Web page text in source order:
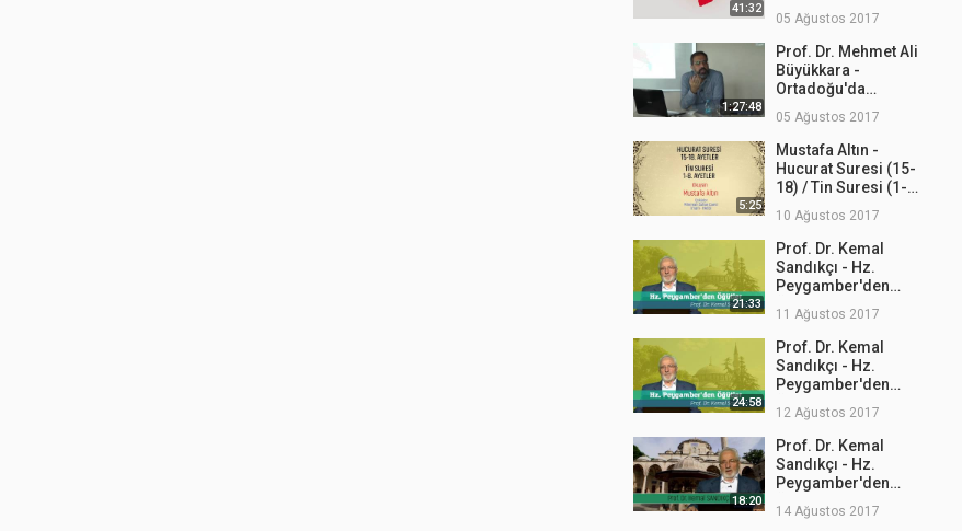
41:32
05 Ağustos 2017
1:27:48
Prof. Dr. Mehmet Ali
Büyükkara -
Ortadoğu'da
05 Ağustos 2017
5:25
Mustafa Altın -
Hucurat Suresi (15-
18) / Tin Suresi (1-
10 Ağustos 2017
21:33
Prof. Dr. Kemal
Sandıkçı - Hz.
Peygamber'den
11 Ağustos 2017
24:58
Prof. Dr. Kemal
Sandıkçı - Hz.
Peygamber'den
12 Ağustos 2017
18:20
Prof. Dr. Kemal
Sandıkçı - Hz.
Peygamber'den
14 Ağustos 2017